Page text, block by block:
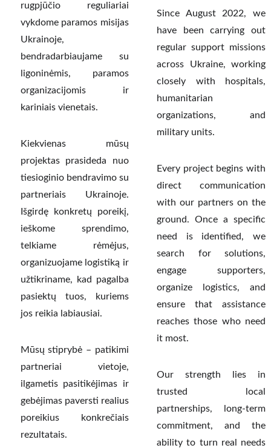
rugpjūčio reguliariai
vykdome paramos misijas
Ukrainoje,
bendradarbiaujame su
ligoninėmis, paramos
organizacijomis ir
kariniais vienetais.
Kiekvienas mūsų
projektas prasideda nuo
tiesioginio bendravimo su
partneriais Ukrainoje.
Išgirdę konkretų poreikį,
ieškome sprendimo,
telkiame rėmėjus,
organizuojame logistiką ir
užtikriname, kad pagalba
pasiektų tuos, kuriems
jos reikia labiausiai.
Mūsų stiprybė – patikimi
partneriai vietoje,
ilgametis pasitikėjimas ir
gebėjimas paversti realius
poreikius konkrečiais
rezultatais.
Since August 2022, we
have been carrying out
regular support missions
across Ukraine, working
closely with hospitals,
humanitarian
organizations, and
military units.
Every project begins with
direct communication
with our partners on the
ground. Once a specific
need is identified, we
search for solutions,
engage supporters,
organize logistics, and
ensure that assistance
reaches those who need
it most.
Our strength lies in
trusted local
partnerships, long-term
commitment, and the
ability to turn real needs